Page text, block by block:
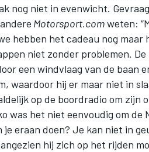
nog niet in evenwicht.
Motorsport.comweten:
hebben het cadeau nog maar
niet zonder problemen. De
een windvlaag van de baan
waardoor hij er maar niet in
op de boordradio om zijn
was het niet eenvoudig om de
eraan doen? Je kan niet in
hij zich op het rijden